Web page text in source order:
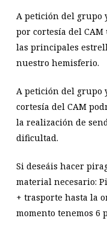
A petición del grupo
por cortesía del
las principales
nuestro hemisferio.
A petición del grupo
cortesía del CAM
la realización de
dificultad.
Si deseáis hacer
material necesario:
+ trasporte hasta la
momento tenemos 6